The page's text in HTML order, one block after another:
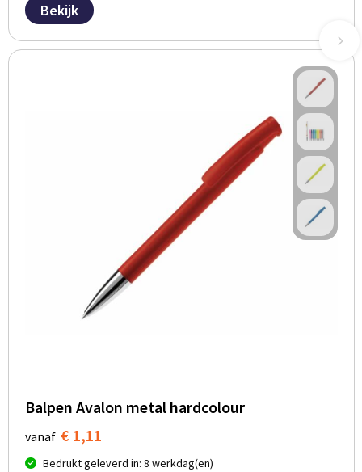
Bekijk
Balpen Avalon metal hardcolour
vanaf € 1,11
Bedrukt geleverd in: 8 werkdag(en)